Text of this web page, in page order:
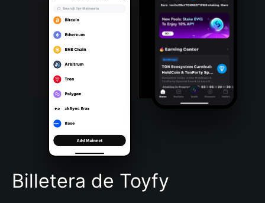
Português (Portugal)
Bahasa Indonesia
Português (Brasil)
Español (Argentina)
Billetera de Toyfy